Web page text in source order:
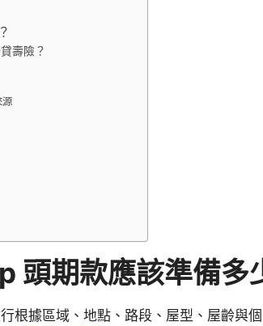
壽險？
源
頭期款應該準備多
根據區域、地點、路段、屋型、屋齡與